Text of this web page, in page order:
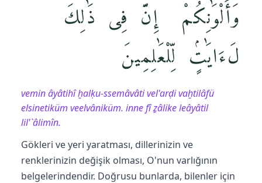
وَأَلْوَٰنِكُمْ ۚ إِنَّ فِى ذَٰلِكَ
لَءَايَٰتٍۢ لِّلْعَٰلِمِينَ
vemin âyâtihî ḫalḳu-ssemâvâti vel'arḍi vaḫtilâfü
elsinetiküm veelvâniküm. inne fî ẕâlike leâyâtil
lil'`âlimîn.
Gökleri ve yeri yaratması, dillerinizin ve
renklerinizin değişik olması, O'nun varlığının
belgelerindendir. Doğrusu bunlarda, bilenler için